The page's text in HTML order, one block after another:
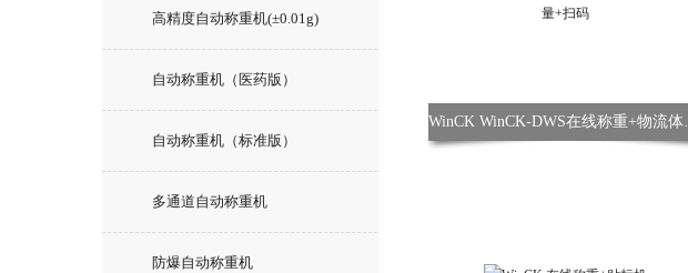
高精度自动称重机(±0.01g)
自动称重机（医药版）
自动称重机（标准版）
多通道自动称重机
防爆自动称重机
WinCK